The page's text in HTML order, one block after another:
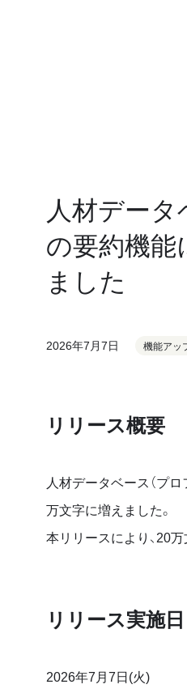
人材データ
の要約機能
ました
2026年7月7日 機能アッ
リリース概要
人材データベース（プ
万文字に増えました。
本リリースにより、20
リリース実施日
2026年7月7日(火)